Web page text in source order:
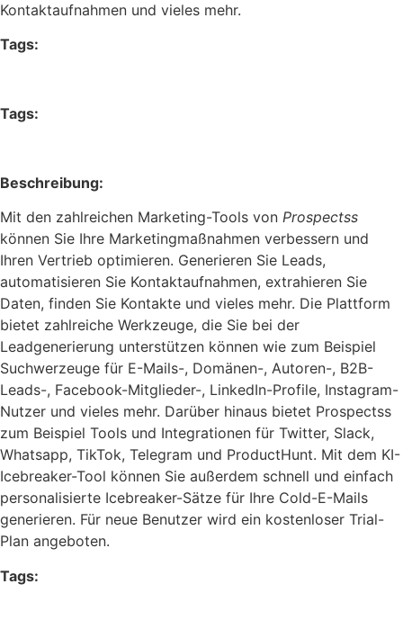
Kontaktaufnahmen und vieles mehr.
Tags:
Tags:
Beschreibung:
Mit den zahlreichen Marketing-Tools von Prospectss
können Sie Ihre Marketingmaßnahmen verbessern und
Ihren Vertrieb optimieren. Generieren Sie Leads,
automatisieren Sie Kontaktaufnahmen, extrahieren Sie
Daten, finden Sie Kontakte und vieles mehr. Die Plattform
bietet zahlreiche Werkzeuge, die Sie bei der
Leadgenerierung unterstützen können wie zum Beispiel
Suchwerzeuge für E-Mails-, Domänen-, Autoren-, B2B-
Leads-, Facebook-Mitglieder-, LinkedIn-Profile, Instagram-
Nutzer und vieles mehr. Darüber hinaus bietet Prospectss
zum Beispiel Tools und Integrationen für Twitter, Slack,
Whatsapp, TikTok, Telegram und ProductHunt. Mit dem KI-
Icebreaker-Tool können Sie außerdem schnell und einfach
personalisierte Icebreaker-Sätze für Ihre Cold-E-Mails
generieren. Für neue Benutzer wird ein kostenloser Trial-
Plan angeboten.
Tags: